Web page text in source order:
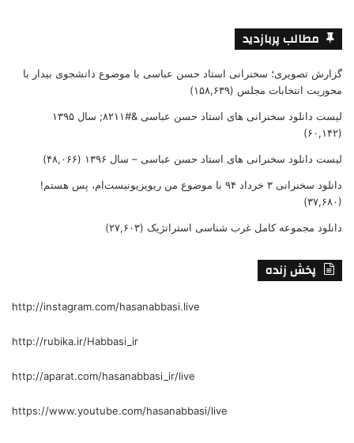
مطالب پربازدید
گزارش تصویری؛ سخنرانی استاد حسن عباسی با موضوع دانشجوی بیدار با
محوریت انتخابات مجلس (۱۵۸,۶۳۹)
لیست دانلود سخنرانی های استاد حسن عباسی &#۸۲۱۱; سال ۱۳۹۵
(۶۰,۱۴۲)
لیست دانلود سخنرانی های استاد حسن عباسی – سال ۱۳۹۶ (۴۸,۰۶۶)
دانلود سخنرانی ۳ خرداد ۹۴ با موضوع من ریویزیونیست‌ام، پس هستم!
(۳۷,۶۸۰)
دانلود مجموعه کامل غرب شناسی استراتژیک (۲۷,۶۰۳)
پخش زنده
http://instagram.com/hasanabbasi.live
http://rubika.ir/Habbasi_ir
http://aparat.com/hasanabbasi_ir/live
https://www.youtube.com/hasanabbasi/live